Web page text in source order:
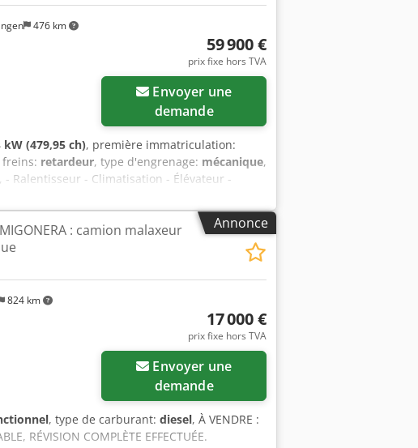
476 km
59 900 €
prix fixe hors TVA
demande
kW (479,95 ch), première immatriculation:
freins: retardeur, type d'engrenage: mécanique,
, - Ralentisseur - Climatisation - Élévateur -
- Bétonnière Stetter de 7 m³ - Crochet
: ressorts à lames - suspension pneumatique
Annonce
824 km
: camion malaxeur
17 000 €
prix fixe hors TVA
demande
, type de carburant: diesel, À VENDRE :
RÉVISION COMPLÈTE EFFECTUÉE.